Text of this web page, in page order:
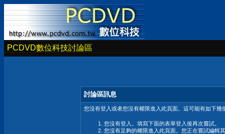
PCDVD數位科技討論區
討論區訊息
您沒有登入或者您沒有權限進入此頁面。這可能有如下幾
您沒有登入。填寫下面的表單登入後再次嘗試。
您沒有足夠的權限進入此頁面。您正在嘗試編輯